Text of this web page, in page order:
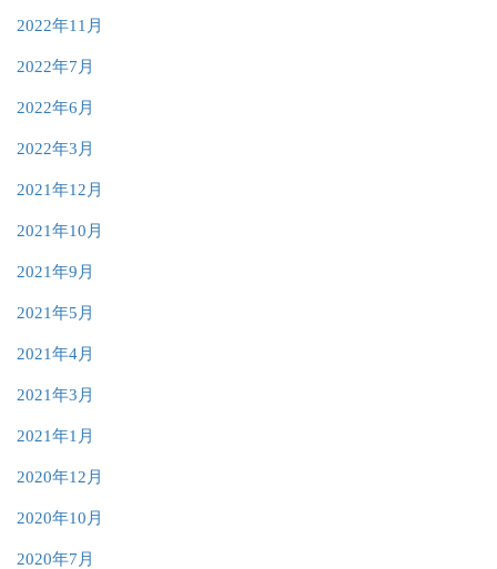
2022年11月
2022年7月
2022年6月
2022年3月
2021年12月
2021年10月
2021年9月
2021年5月
2021年4月
2021年3月
2021年1月
2020年12月
2020年10月
2020年7月